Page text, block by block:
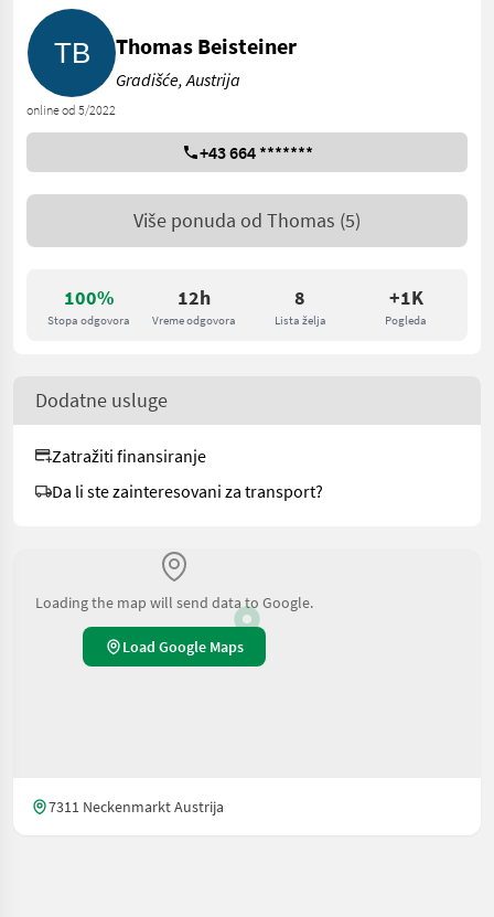
100%
Stopa odgovora
12h
Vreme odgovora
8
Lista želja
+1K
Pogleda
online od 5/2022
Thomas Beisteiner
Gradišće, Austrija
+43 664 *******
Više ponuda od Thomas (5)
Dodatne usluge
Zatražiti finansiranje
Da li ste zainteresovani za transport?
Loading the map will send data to Google.
Load Google Maps
7311 Neckenmarkt Austrija